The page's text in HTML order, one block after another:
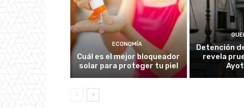
ECONOMÍA
Cuál es el mejor bloqueador
solar para proteger tu piel
Detención de
revela